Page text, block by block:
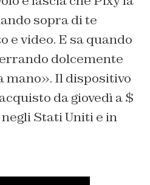
sopra di te
e video. E sa quando
dolcemente
mano». Il dispositivo
da giovedì a $
Stati Uniti e in